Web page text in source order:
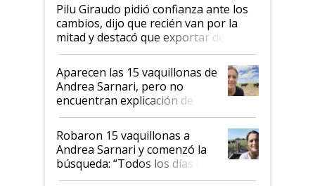
Pilu Giraudo pidió confianza ante los
cambios, dijo que recién van por la
mitad y destacó que exportar dejó de
ser "para unos pocos": "Tenemos un
mandato muy claro del gobierno
nacional"
Aparecen las 15 vaquillonas de
Andrea Sarnari, pero no
encuentran explicación de
cómo llegaron allí
Robaron 15 vaquillonas a
Andrea Sarnari y comenzó la
búsqueda: “Todos los días le
toca a algún productor”